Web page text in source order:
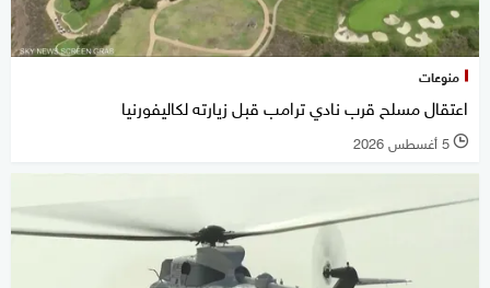
منوعات
اعتقال مسلح قرب نادي ترامب قبل زيارته لكاليفورنيا
l 5 أغسطس 2026